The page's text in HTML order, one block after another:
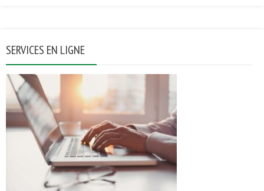
SERVICES EN LIGNE